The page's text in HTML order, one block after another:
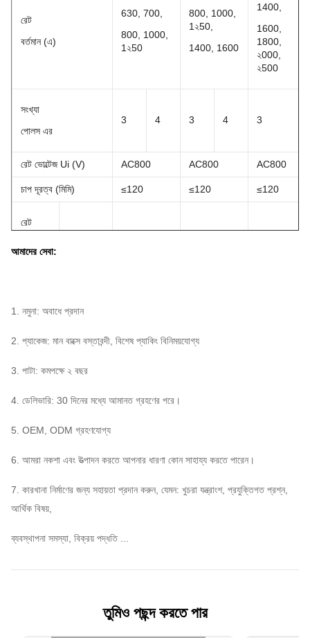
রেট
বর্তমান (এ)
630, 700,
800, 1000,
1২50
800, 1000,
1২50,
1400, 1600
1400,
1600,
1800,
২000,
২500
সংখ্যা
পোলস এর
3 4 3 4 3
রেট ভোল্টেজ Ui (V) AC800 AC800 AC800
চাপ দূরত্ব (মিমি) ≤120 ≤120 ≤120
রেট
চূড়ান্ত
ICU /
(ক)
AC400V
দেওয়া
পরিষেবা
ভঙ্গ
ICS
AC690V
AC400V 40 40
(মিমি)
খ
প্রত্যাহার সংযোগ
আমাদের সেবা:
1. নমুনা: অবাধে প্রদান
2. প্যাকেজ: মান বাক্সে বস্তাবন্দী, বিশেষ প্যাকিং বিনিময়যোগ্য
3. পাটা: কমপক্ষে ২ বছর
4. ডেলিভারি: 30 দিনের মধ্যে আমানত গ্রহণের পরে।
5. OEM, ODM গ্রহণযোগ্য
6. আমরা নকশা এবং উত্পাদন করতে আপনার ধারণা কোন সাহায্য করতে পারেন।
7. কারখানা নির্মাণের জন্য সহায়তা প্রদান করুন, যেমন: খুচরা যন্ত্রাংশ, প্রযুক্তিগত প্রশ্ন,
আর্থিক বিষয়,
ব্যবস্থাপনা সমস্যা, বিক্রয় পদ্ধতি ...
তুমিও পছন্দ করতে পার